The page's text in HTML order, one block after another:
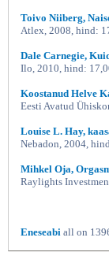
Toivo Niiberg,
Atlex, 2008, hind:
Dale Carnegie,
Ilo, 2010, hind:
Koostanud Helve
Eesti Avatud
Louise L. Hay,
Nebadon, 2004,
Mihkel Oja,
Raylights
Eneseabi all on